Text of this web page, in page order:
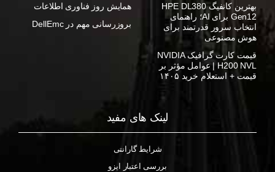
بهترین کانفیگ HPE DL380
Gen12 برای AI؛ راهنمای
انتخاب سرور قدرتمند برای
هوش مصنوعی
قیمت کارت گرافیک NVIDIA
H200 NVL | عوامل مؤثر بر
قیمت + استعلام خرید ۱۴۰۵
همایش روز فناوری اطلاعات
بروزرسانی مهم در DellEmc
لینک های مفید
شرایط گارانتی
بررسی اعتبار ایزو